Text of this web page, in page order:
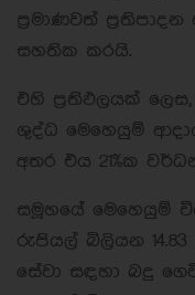
ප්‍රමාණවත්
සහතික කරයි.
එහි ප්‍රතිඵලයක්
ශුද්ධ මෙහෙයුම්
අතර එය 21%ක
සමූහයේ මෙහෙයුම්
රුපියල් බිලියන
සේවා සඳහා බදු